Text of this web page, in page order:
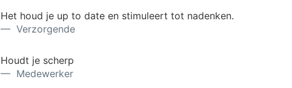
Het houd je up to date en stimuleert tot nadenken.
— Verzorgende
Houdt je scherp
— Medewerker